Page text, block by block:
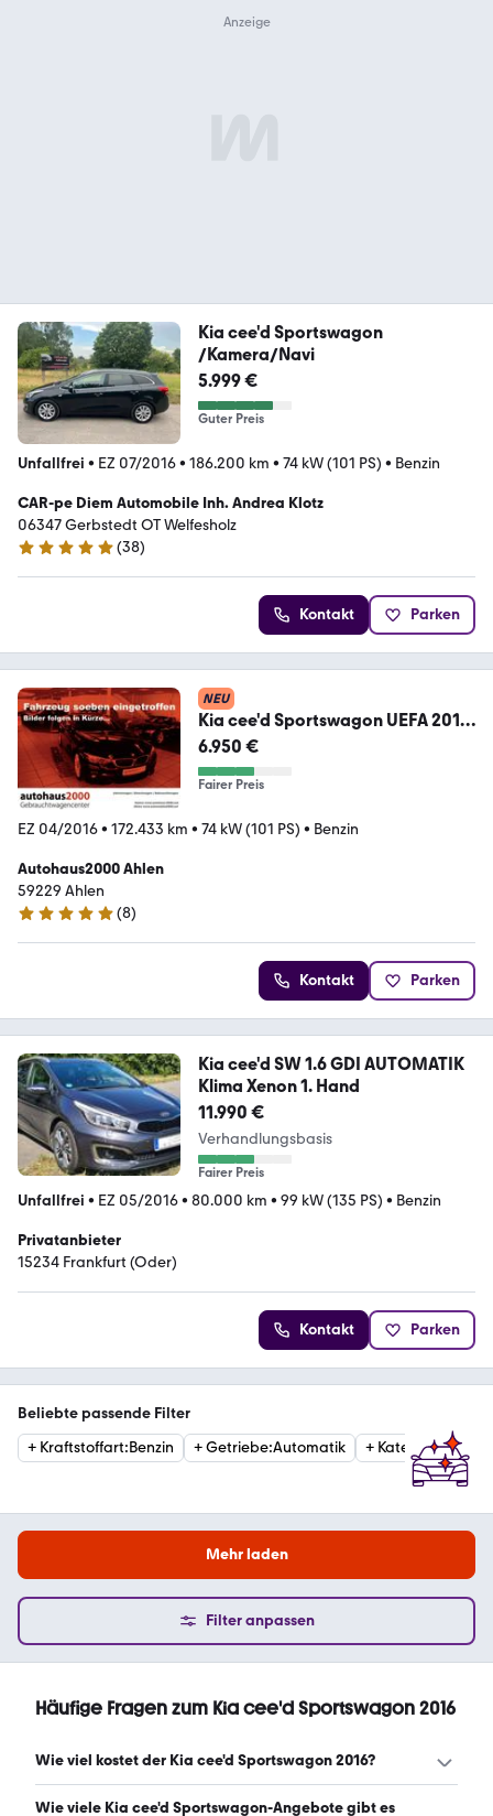
Kia cee'd Sportswagon
/Kamera/Navi
5.999 €
Guter Preis
Unfallfrei • EZ 07/2016• 186.200 km • 74 kW (101 PS) • Benzin
CAR-pe Diem Automobile Inh. Andrea Klotz
06347 Gerbstedt OT Welfesholz
4.9 Sterne
(38)
Kontakt Parken
NEU
Kia cee'd Sportswagon UEFA 2016
*1-Hand*Kamera*Navi*
6.950 €
Fairer Preis
EZ 04/2016• 172.433 km • 74 kW (101 PS) • Benzin
Autohaus2000 Ahlen
59229 Ahlen
5 Sterne
(8)
Kontakt Parken
Kia cee'd SW 1.6 GDI AUTOMATIK
Klima Xenon 1. Hand
11.990 €
Verhandlungsbasis
Fairer Preis
Unfallfrei • EZ 05/2016• 80.000 km • 99 kW (135 PS) • Benzin
Privatanbieter
15234 Frankfurt (Oder)
Kontakt Parken
Beliebte passende Filter
+ Kraftstoffart:Benzin +Getriebe:Automatik + Kategorie:
Mehr laden
Filter anpassen
Häufige Fragen zum Kia cee'd Sportswagon 2016
Wie viel kostet der Kia cee'd Sportswagon 2016?
Ein guter Preis für einen Kia cee'd Sportswagon 2016 liegt
Wie viele Kia cee'd Sportswagon-Angebote gibt es